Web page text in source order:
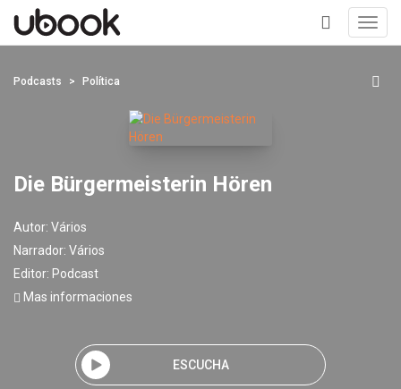
+
Podcasts Política
Die Bürgermeisterin Hören
Autor: Vários
Narrador: Vários
Editor: Podcast
Mas informaciones
ESCUCHA